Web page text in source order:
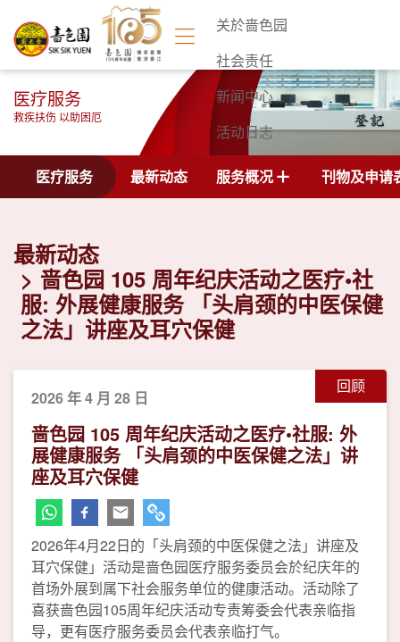
关於啬色园
社会责任
新闻中心
活动日志
联络我们
医疗服务
救疾扶伤 以助困厄
医疗服务 最新动态 服务概况 刊物及申请
最新动态
啬色园 105 周年纪庆活动之医疗•社
服: 外展健康服务 「头肩颈的中医保健
之法」讲座及耳穴保健
回顾
2026 年 4 月 28 日
啬色园 105 周年纪庆活动之医疗•社服: 外
展健康服务 「头肩颈的中医保健之法」讲
座及耳穴保健
2026年4月22日的「头肩颈的中医保健之法」讲座及
耳穴保健」活动是啬色园医疗服务委员会於纪庆年的
首场外展到属下社会服务单位的健康活动。活动除了
喜获啬色园105周年纪庆活动专责筹委会代表亲临指
导，更有医疗服务委员会代表亲临打气。